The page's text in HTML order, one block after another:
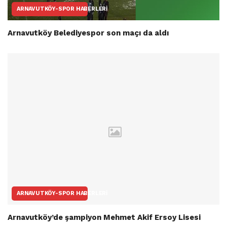
ARNAVUTKÖY-SPOR HABERLERI
Arnavutköy Belediyespor son maçı da aldı
ARNAVUTKÖY-SPOR HABERLERI
Arnavutköy’de şampiyon Mehmet Akif Ersoy Lisesi